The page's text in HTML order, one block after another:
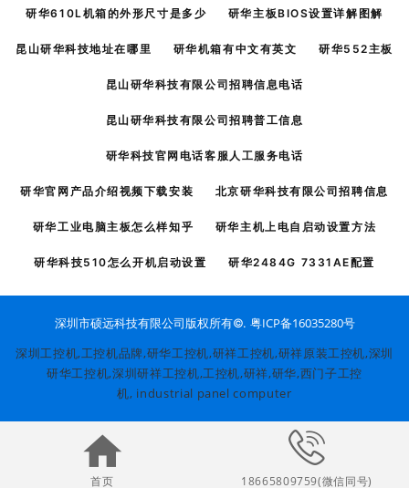
研华610L机箱的外形尺寸是多少 研华主板BIOS设置详解图解
昆山研华科技地址在哪里 研华机箱有中文有英文 研华552主板
昆山研华科技有限公司招聘信息电话
昆山研华科技有限公司招聘普工信息
研华科技官网电话客服人工服务电话
研华官网产品介绍视频下载安装 北京研华科技有限公司招聘信息
研华工业电脑主板怎么样知乎 研华主机上电自启动设置方法
研华科技510怎么开机启动设置 研华2484G 7331AE配置
深圳市硕远科技有限公司版权所有©. 粤ICP备16035280号
深圳工控机,工控机品牌,研华工控机,研祥工控机,研祥原装工控机,深圳
研华工控机,深圳研祥工控机,工控机,研祥,研华,西门子工控
机, industrial panel computer
首页 18665809759(微信同号)